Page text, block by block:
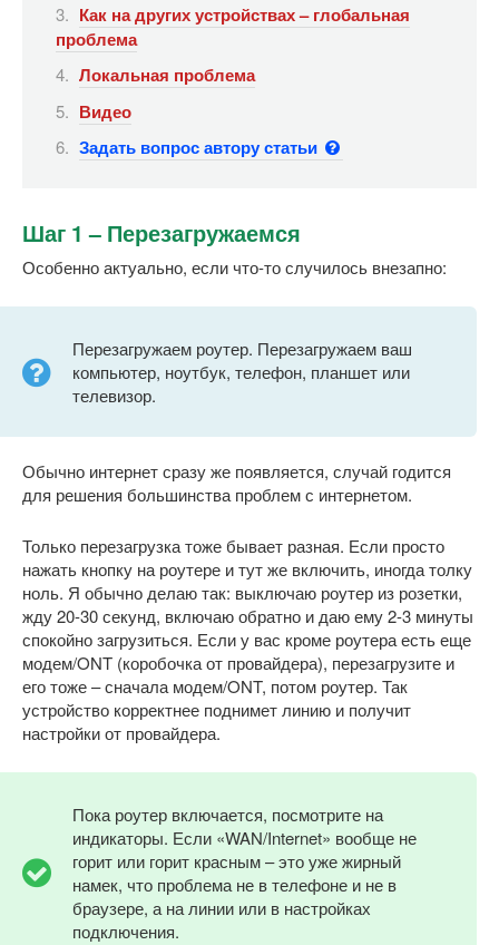
Как на других устройствах – глобальная
проблема
Локальная проблема
Видео
Задать вопрос автору статьи
Шаг 1 – Перезагружаемся
Особенно актуально, если что-то случилось внезапно:
Перезагружаем роутер. Перезагружаем ваш
компьютер, ноутбук, телефон, планшет или
телевизор.
Обычно интернет сразу же появляется, случай годится
для решения большинства проблем с интернетом.
Только перезагрузка тоже бывает разная. Если просто
нажать кнопку на роутере и тут же включить, иногда толку
ноль. Я обычно делаю так: выключаю роутер из розетки,
жду 20-30 секунд, включаю обратно и даю ему 2-3 минуты
спокойно загрузиться. Если у вас кроме роутера есть еще
модем/ONT (коробочка от провайдера), перезагрузите и
его тоже – сначала модем/ONT, потом роутер. Так
устройство корректнее поднимет линию и получит
настройки от провайдера.
Пока роутер включается, посмотрите на
индикаторы. Если «WAN/Internet» вообще не
горит или горит красным – это уже жирный
намек, что проблема не в телефоне и не в
браузере, а на линии или в настройках
подключения.